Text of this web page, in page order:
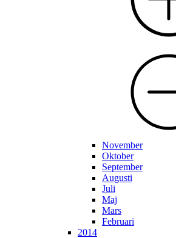
November
Oktober
September
Augusti
Juli
Maj
Mars
Februari
2014